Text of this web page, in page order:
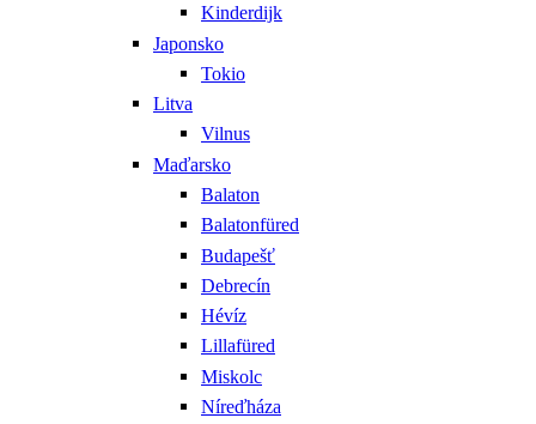
Kinderdijk
Japonsko
Tokio
Litva
Vilnus
Maďarsko
Balaton
Balatonfüred
Budapešť
Debrecín
Hévíz
Lillafüred
Miskolc
Níreďháza